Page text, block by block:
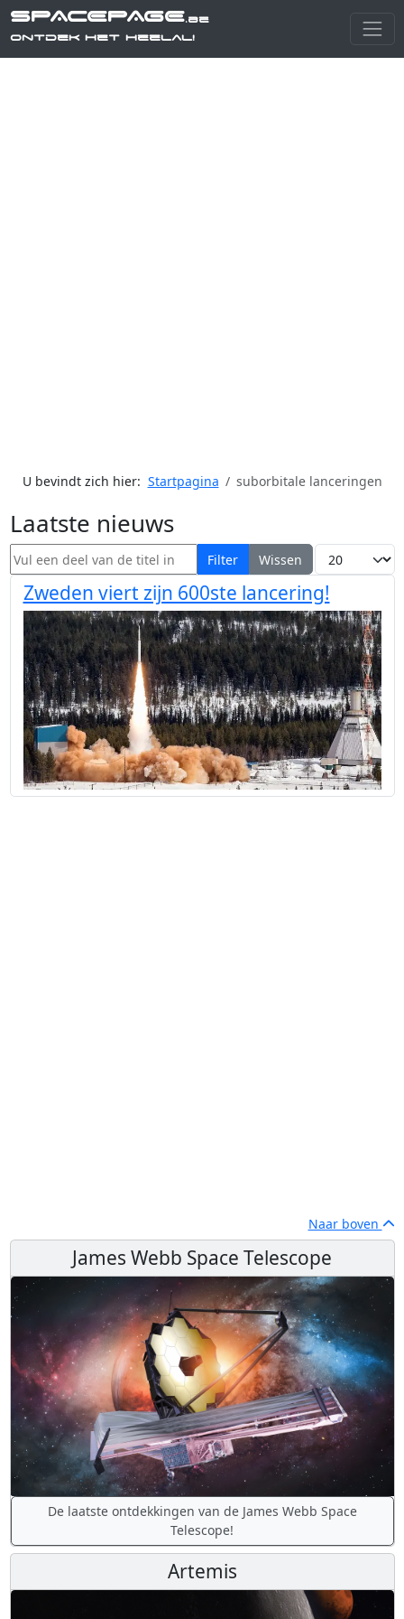
SPACEPAGE.be
Ontdek het heelal!
U bevindt zich hier: Startpagina suborbitale lanceringen
Laatste nieuws
Vul een deel van de titel in Filter Wissen Toon #
Zweden viert zijn 600ste lancering!
Naar boven
James Webb Space Telescope
De laatste ontdekkingen van de James Webb Space
Telescope!
Artemis